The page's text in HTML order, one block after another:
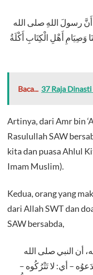
رسولَ اللهِ صلى الله
أَهْلِ الْكِتَابِ أَكْلَةُ
Baca... 37 Raja
Artinya, dari Amr bin
Rasulullah SAW
kita dan puasa Ahlul
Imam Muslim).
Kedua, orang yang
dari Allah SWT dan
SAW bersabda,
أن النبي صلى الله
– أي: لا تَتْرُكُوه –